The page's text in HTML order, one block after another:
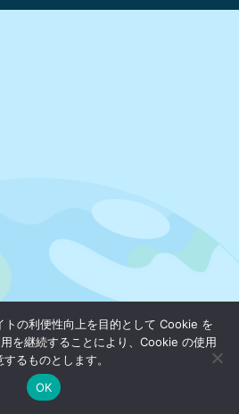
トの利便性向上を目的として Cookie を
を継続することにより、Cookie の使用
するものとします。
OK